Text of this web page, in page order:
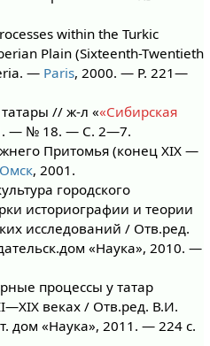
within the Turkic
Plain (Sixteenth-Twentieth
— Paris, 2000. — P. 221—
// ж-л ««Сибирская
— № 18. — С. 2—7.
Притомья (конец XIX —
Омск, 2001.
городского
историографии и теории
исследований / Отв.ред.
«Наука», 2010. —
процессы у татар
веках / Отв.ред. В.И.
дом «Наука», 2011. — 224 с.